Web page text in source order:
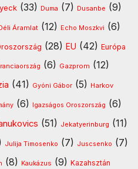
(33) Duma (7) Dusanbe (9)
Áramlat (12) Echo Moszkvi (6)
(28) EU (42) Európa
(6) Gazprom (12)
(41) Gyóni Gábor (5) Harkov
(6) Igazságos Oroszország (6)
(51) Jekatyerinburg (11)
Julija Timosenko (7) Juscsenko (7)
(8) Kaukázus (9) Kazahsztán